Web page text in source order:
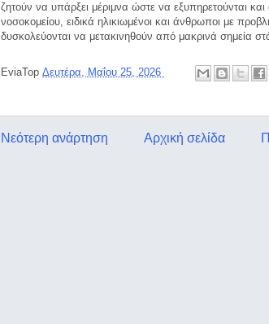
ζητούν να υπάρξει μέριμνα ώστε να εξυπηρετούνται και
νοσοκομείου, ειδικά ηλικιωμένοι και άνθρωποι με
δυσκολεύονται να μετακινηθούν από μακρινά σημεία
EviaTop Δευτέρα, Μαΐου 25, 2026
Νεότερη ανάρτηση Αρχική σελίδα